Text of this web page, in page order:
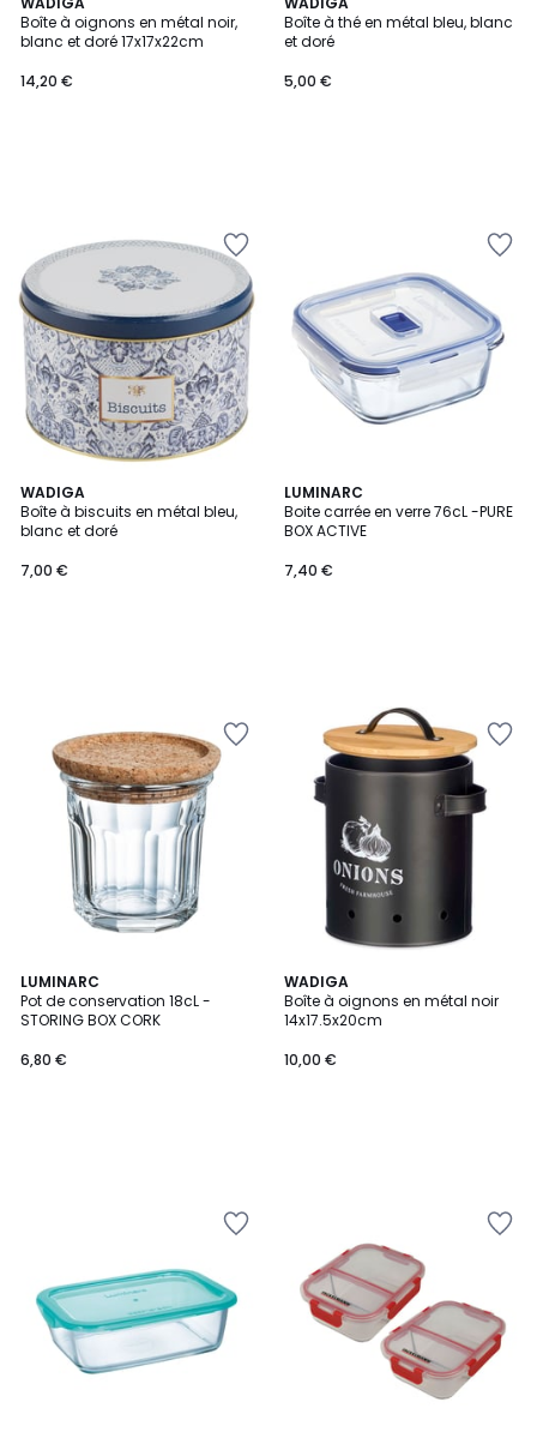
Boîte à oignons en métal noir,
blanc et doré 17x17x22cm
14,20 €
Boîte à thé en métal bleu, blanc
et doré
5,00 €
WADIGA
Boîte à biscuits en métal bleu,
blanc et doré
7,00 €
LUMINARC
Boite carrée en verre 76cL -PURE
BOX ACTIVE
7,40 €
LUMINARC
Pot de conservation 18cL -
STORING BOX CORK
6,80 €
WADIGA
Boîte à oignons en métal noir
14x17.5x20cm
10,00 €